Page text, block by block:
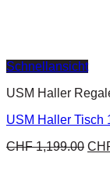
Schnellansicht
USM Haller
USM Haller Tisch
CHF1,199.00